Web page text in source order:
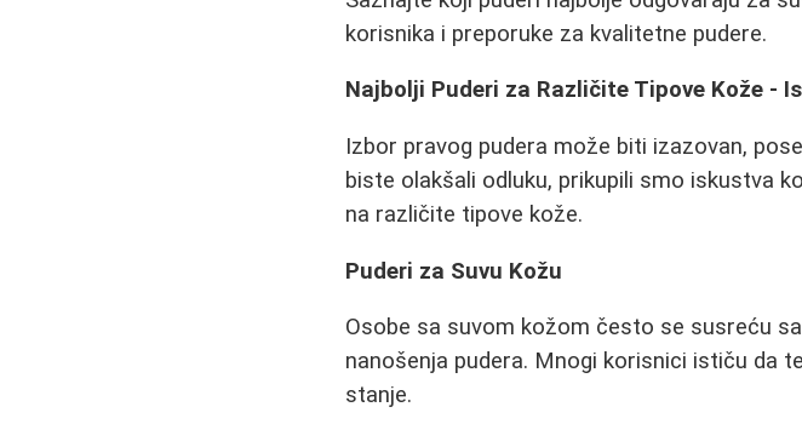
korisnika i preporuke za kvalitetne pudere.
Najbolji Puderi za Različite Tipove Kože -
Izbor pravog pudera može biti izazovan,
biste olakšali odluku, prikupili smo iskustva
na različite tipove kože.
Puderi za Suvu Kožu
Osobe sa suvom kožom često se susreću
nanošenja pudera. Mnogi korisnici ističu da
stanje.